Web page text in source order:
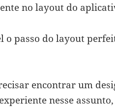
no layout do
o passo do layout
encontrar um
nesse